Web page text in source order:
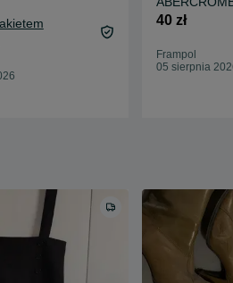
40 zł
Frampol
05 sierpnia